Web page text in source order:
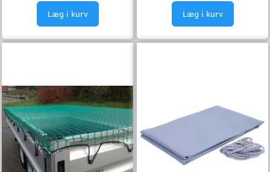
Læg i kurv Læg i kurv